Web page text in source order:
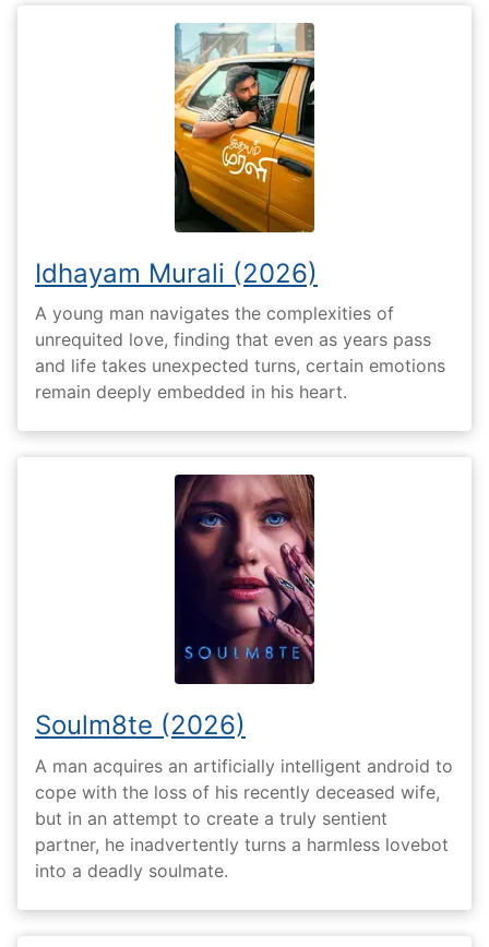
Idhayam Murali (2026)
A young man navigates the complexities of
unrequited love, finding that even as years pass
and life takes unexpected turns, certain emotions
remain deeply embedded in his heart.
Soulm8te (2026)
A man acquires an artificially intelligent android to
cope with the loss of his recently deceased wife,
but in an attempt to create a truly sentient
partner, he inadvertently turns a harmless lovebot
into a deadly soulmate.